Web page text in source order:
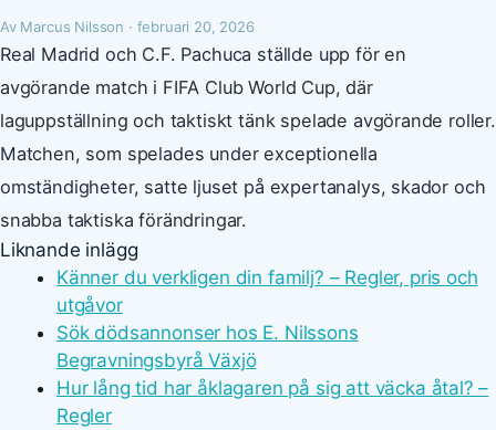
Av Marcus Nilsson · februari 20, 2026
Real Madrid och C.F. Pachuca ställde upp för en
avgörande match i FIFA Club World Cup, där
laguppställning och taktiskt tänk spelade avgörande roller.
Matchen, som spelades under exceptionella
omständigheter, satte ljuset på expertanalys, skador och
snabba taktiska förändringar.
Liknande inlägg
Känner du verkligen din familj? – Regler, pris och
utgåvor
Sök dödsannonser hos E. Nilssons
Begravningsbyrå Växjö
Hur lång tid har åklagaren på sig att väcka åtal? –
Regler